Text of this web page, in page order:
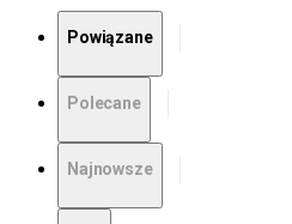
Powiązane
Polecane
Najnowsze